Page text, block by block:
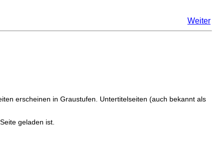
Weiter
erscheinen in Graustufen. Untertitelseiten (auch bekannt als
geladen ist.